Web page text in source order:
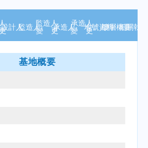
設計人監造人監造人
變 更承造人承造人
變 更
地號資料
樓層概要
相關執
基地概要